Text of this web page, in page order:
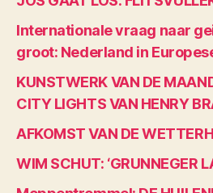
Internationale vraag naar
groot: Nederland in
KUNSTWERK VAN DE
CITY LIGHTS VAN HENRY
AFKOMST VAN DE
WIM SCHUT: ‘GRUNNEGER